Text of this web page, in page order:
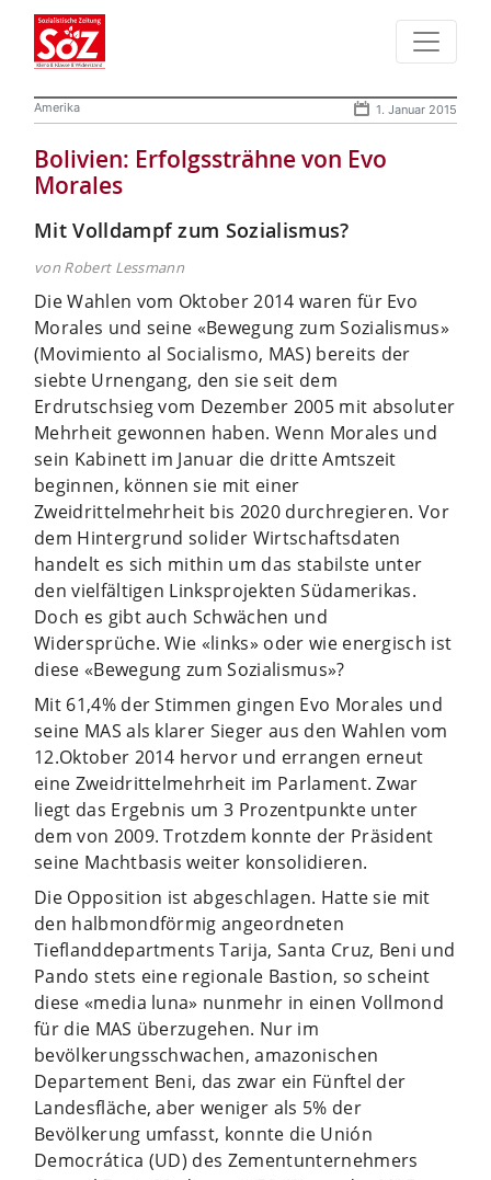
Amerika 1. Januar 2015
Bolivien: Erfolgssträhne von Evo
Morales
Mit Volldampf zum Sozialismus?
von Robert Lessmann
Die Wahlen vom Oktober 2014 waren für Evo
Morales und seine «Bewegung zum Sozialismus»
(Movimiento al Socialismo, MAS) bereits der
siebte Urnengang, den sie seit dem
Erdrutschsieg vom Dezember 2005 mit absoluter
Mehrheit gewonnen haben. Wenn Morales und
sein Kabinett im Januar die dritte Amtszeit
beginnen, können sie mit einer
Zweidrittelmehrheit bis 2020 durchregieren. Vor
dem Hintergrund solider Wirtschaftsdaten
handelt es sich mithin um das stabilste unter
den vielfältigen Linksprojekten Südamerikas.
Doch es gibt auch Schwächen und
Widersprüche. Wie «links» oder wie energisch ist
diese «Bewegung zum Sozialismus»?
Mit 61,4% der Stimmen gingen Evo Morales und
seine MAS als klarer Sieger aus den Wahlen vom
12.Oktober 2014 hervor und errangen erneut
eine Zweidrittelmehrheit im Parlament. Zwar
liegt das Ergebnis um 3 Prozentpunkte unter
dem von 2009. Trotzdem konnte der Präsident
seine Machtbasis weiter konsolidieren.
Die Opposition ist abgeschlagen. Hatte sie mit
den halbmondförmig angeordneten
Tieflanddepartments Tarija, Santa Cruz, Beni und
Pando stets eine regionale Bastion, so scheint
diese «media luna» nunmehr in einen Vollmond
für die MAS überzugehen. Nur im
bevölkerungsschwachen, amazonischen
Departement Beni, das zwar ein Fünftel der
Landesfläche, aber weniger als 5% der
Bevölkerung umfasst, konnte die Unión
Democrática (UD) des Zementunternehmers